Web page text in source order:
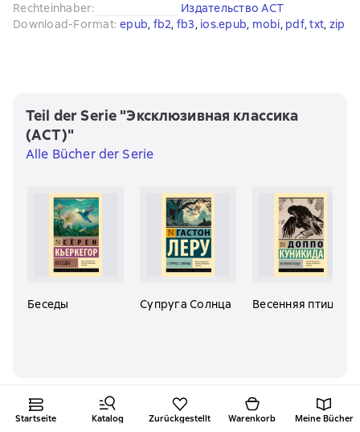
Startseite Katalog Zurückgestellt Warenkorb Meine Bücher
Rechteinhaber:
Издательство АСТ
Download-Format: epub, fb2, fb3, ios.epub, mobi, pdf, txt, zip
Teil der Serie "Эксклюзивная классика
(АСТ)"
Alle Bücher der Serie
Беседы Супруга Солнца Весенняя птица
Leser dieser Bücher lesen auch Alle